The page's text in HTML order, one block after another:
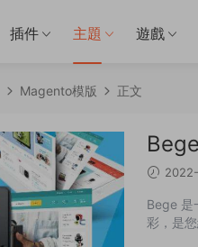
插件 主題 遊戲
Magento模版 正文
Bege 是
彩，是